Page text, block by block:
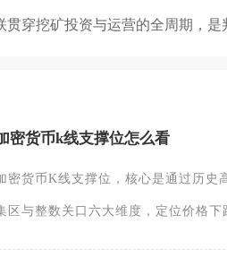
穿挖矿投资与运营的全周期，是
密货币k线支撑位怎么看
密货币K线支撑位，核心是通过历史
区与整数关口六大维度，定位价格下